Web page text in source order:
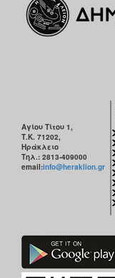
Αγίου Τίτου 1,
Τ.Κ. 71202,
Ηράκλειο
Τηλ.: 2813-409000
email:info@heraklion.gr